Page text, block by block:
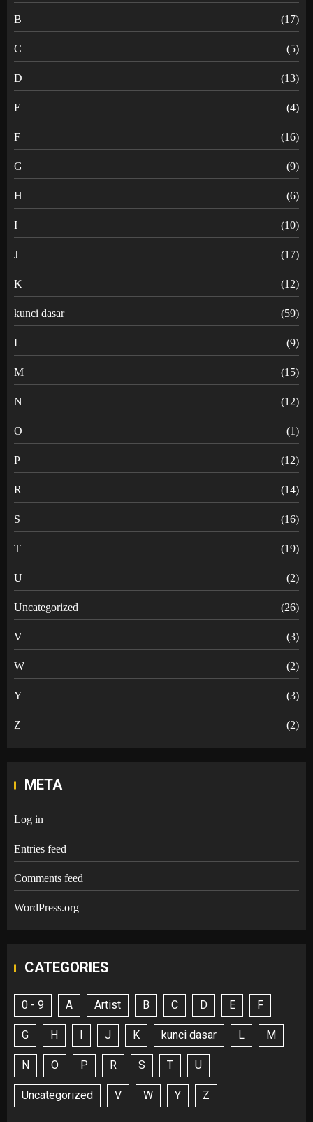
B (17)
C (5)
D (13)
E (4)
F (16)
G (9)
H (6)
I (10)
J (17)
K (12)
kunci dasar (59)
L (9)
M (15)
N (12)
O (1)
P (12)
R (14)
S (16)
T (19)
U (2)
Uncategorized (26)
V (3)
W (2)
Y (3)
Z (2)
META
Log in
Entries feed
Comments feed
WordPress.org
CATEGORIES
0 - 9 A Artist B C D E F
G H I J K kunci dasar L M
N O P R S T U
Uncategorized V W Y Z